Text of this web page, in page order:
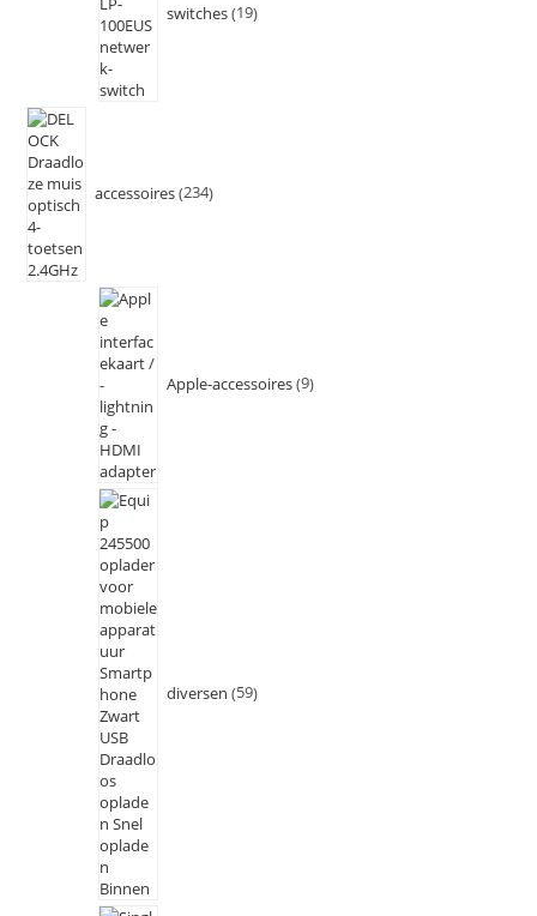
switches 19
accessoires 234
Apple-accessoires 9
diversen 59